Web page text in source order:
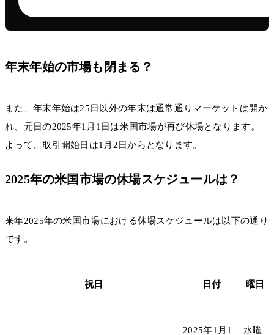
年末年始の市場も閉まる？
また、年末年始は25日以外の年末は通常通りマーケットは開か
れ、元日の2025年1月1日は米国市場が再び休場となります。
よって、取引開始日は1月2日からとなります。
2025年の米国市場の休場スケジュールは？
来年2025年の米国市場における休場スケジュールは以下の通り
です。
祝日 日付 曜日
2025年1月1
水曜